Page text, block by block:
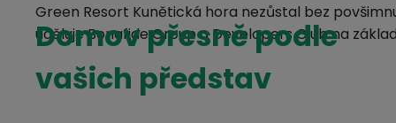
Green Resort Kunětická hora nezůstal bez
uděluje Bonafide Group a Developers Club na
Domov přesně podle
vašich představ